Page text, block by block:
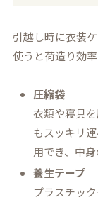
引越し時に衣装
使うと荷造り効
圧縮袋
衣類や寝具
もスッキリ
用でき、中
養生テープ
プラスチッ